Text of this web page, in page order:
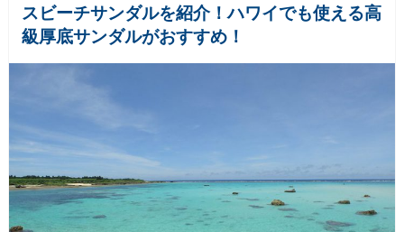
スビーチサンダルを紹介！ハワイでも使える高
級厚底サンダルがおすすめ！